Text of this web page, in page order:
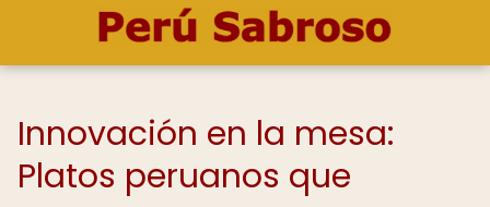
Innovación en la mesa:
Platos peruanos que